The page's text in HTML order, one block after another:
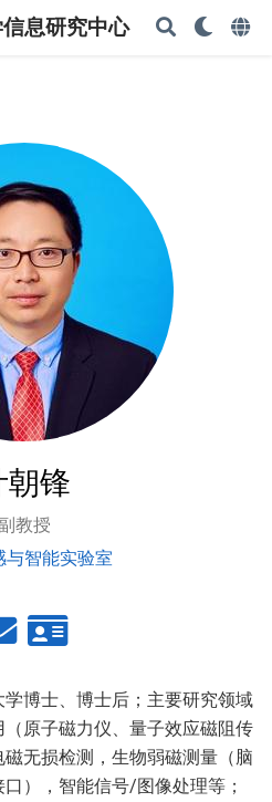
息研究中心
朝锋
教授
与智能实验室
博士、博士后；主要研究领域
原子磁力仪、量子效应磁阻传
无损检测，生物弱磁测量（脑
），智能信号/图像处理等；